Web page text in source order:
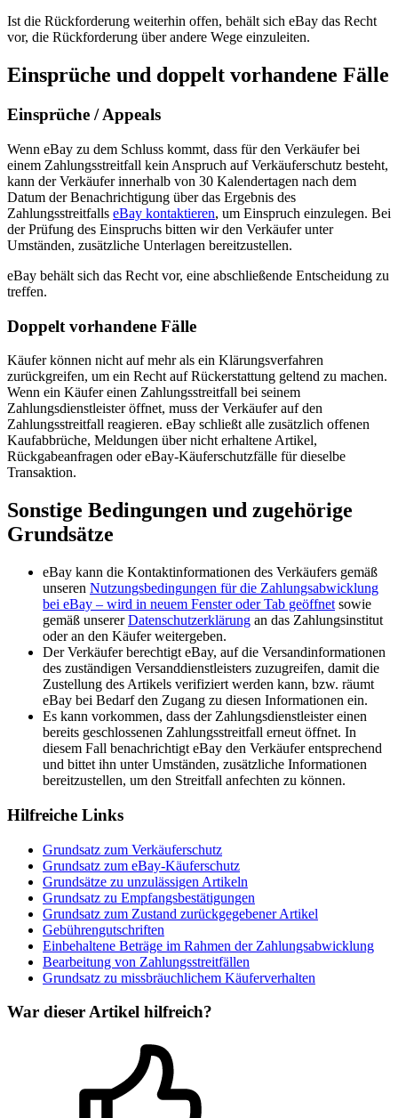
Ist die Rückforderung weiterhin offen, behält sich eBay das Recht
vor, die Rückforderung über andere Wege einzuleiten.
Einsprüche und doppelt vorhandene Fälle
Einsprüche / Appeals
Wenn eBay zu dem Schluss kommt, dass für den Verkäufer bei
einem Zahlungsstreitfall kein Anspruch auf Verkäuferschutz besteht,
kann der Verkäufer innerhalb von 30 Kalendertagen nach dem
Datum der Benachrichtigung über das Ergebnis des
Zahlungsstreitfalls eBay kontaktieren, um Einspruch einzulegen. Bei
der Prüfung des Einspruchs bitten wir den Verkäufer unter
Umständen, zusätzliche Unterlagen bereitzustellen.
eBay behält sich das Recht vor, eine abschließende Entscheidung zu
treffen.
Doppelt vorhandene Fälle
Käufer können nicht auf mehr als ein Klärungsverfahren
zurückgreifen, um ein Recht auf Rückerstattung geltend zu machen.
Wenn ein Käufer einen Zahlungsstreitfall bei seinem
Zahlungsdienstleister öffnet, muss der Verkäufer auf den
Zahlungsstreitfall reagieren. eBay schließt alle zusätzlich offenen
Kaufabbrüche, Meldungen über nicht erhaltene Artikel,
Rückgabeanfragen oder eBay-Käuferschutzfälle für dieselbe
Transaktion.
Sonstige Bedingungen und zugehörige
Grundsätze
eBay kann die Kontaktinformationen des Verkäufers gemäß
unseren Nutzungsbedingungen für die Zahlungsabwicklung
bei eBay – wird in neuem Fenster oder Tab geöffnet sowie
gemäß unsererDatenschutzerklärung an das Zahlungsinstitut
oder an den Käufer weitergeben.
Der Verkäufer berechtigt eBay, auf die Versandinformationen
des zuständigen Versanddienstleisters zuzugreifen, damit die
Zustellung des Artikels verifiziert werden kann, bzw. räumt
eBay bei Bedarf den Zugang zu diesen Informationen ein.
Es kann vorkommen, dass der Zahlungsdienstleister einen
bereits geschlossenen Zahlungsstreitfall erneut öffnet. In
diesem Fall benachrichtigt eBay den Verkäufer entsprechend
und bittet ihn unter Umständen, zusätzliche Informationen
bereitzustellen, um den Streitfall anfechten zu können.
Hilfreiche Links
Grundsatz zum Verkäuferschutz
Grundsatz zum eBay-Käuferschutz
Grundsätze zu unzulässigen Artikeln
Grundsatz zu Empfangsbestätigungen
Grundsatz zum Zustand zurückgegebener Artikel
Gebührengutschriften
Einbehaltene Beträge im Rahmen der Zahlungsabwicklung
Bearbeitung von Zahlungsstreitfällen
Grundsatz zu missbräuchlichem Käuferverhalten
War dieser Artikel hilfreich?